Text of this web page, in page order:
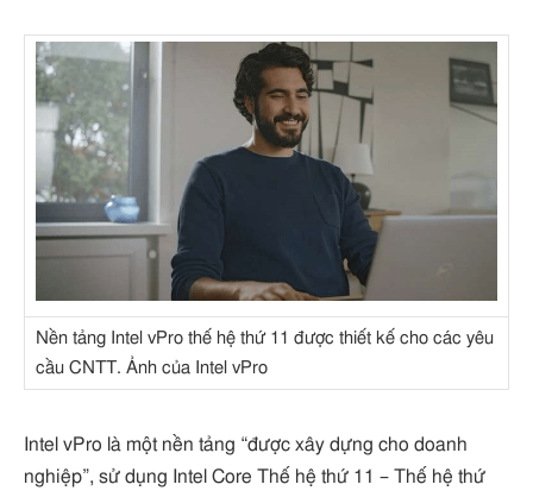
Nền tảng Intel vPro thế hệ thứ 11 được thiết kế cho các yêu
cầu CNTT. Ảnh của Intel vPro
Intel vPro là một nền tảng “được xây dựng cho doanh
nghiệp”, sử dụng Intel Core Thế hệ thứ 11 – Thế hệ thứ